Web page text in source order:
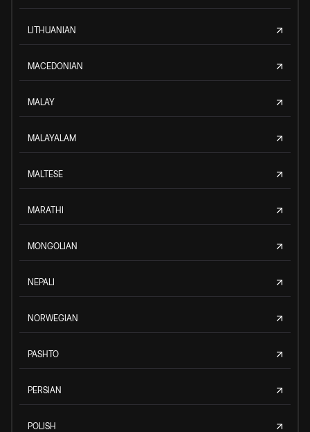
LITHUANIAN
MACEDONIAN
MALAY
MALAYALAM
MALTESE
MARATHI
MONGOLIAN
NEPALI
NORWEGIAN
PASHTO
PERSIAN
POLISH